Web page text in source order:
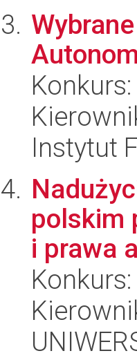
Konkurs:
Instytut
polskim
i prawa
Konkurs: